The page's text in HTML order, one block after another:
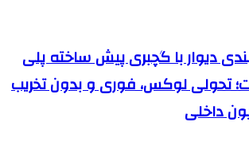
دیوار با گچبری پیش ساخته پلی
تحولی لوکس، فوری و بدون تخریب
داخلی